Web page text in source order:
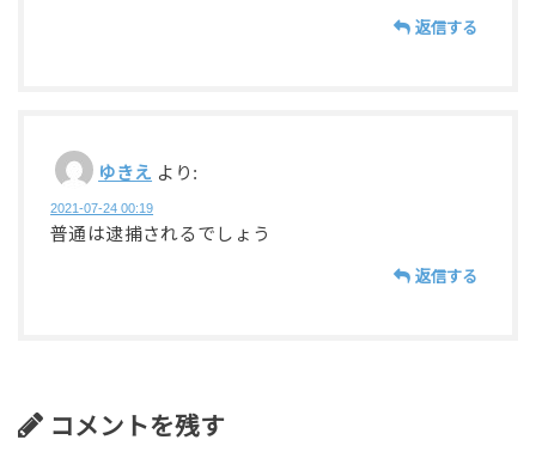
返信する
ゆきえ より:
2021-07-24 00:19
普通は逮捕されるでしょう
返信する
コメントを残す